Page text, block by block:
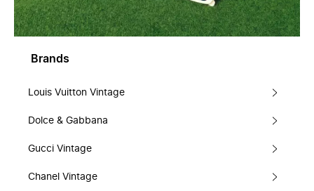
Brands
Louis Vuitton Vintage
Dolce & Gabbana
Gucci Vintage
Chanel Vintage